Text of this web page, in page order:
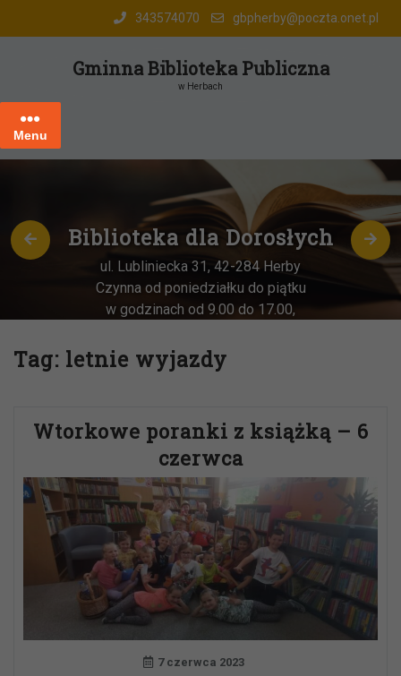
343574070 gbpherby@poczta.onet.pl
Gminna Biblioteka Publiczna
w Herbach
Menu
Biblioteka dla Dorosłych
ul. Lubliniecka 31, 42-284 Herby
Czynna od poniedziałku do piątku
w godzinach od 9.00 do 17.00,
w godz. 9:00-13:00
Tag: letnie wyjazdy
Wtorkowe poranki z książką – 6
czerwca
7 czerwca 2023